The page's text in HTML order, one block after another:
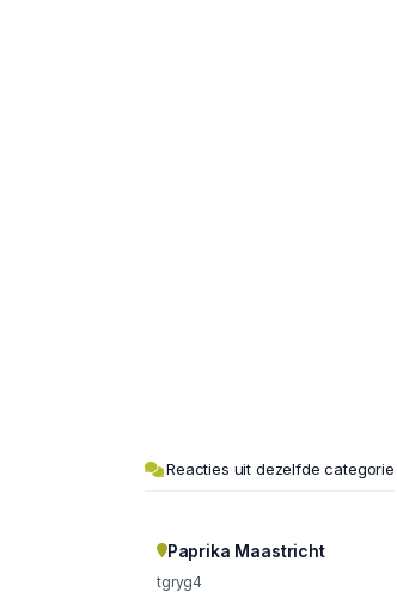
Reacties uit dezelfde categorie
Paprika Maastricht
tgryg4